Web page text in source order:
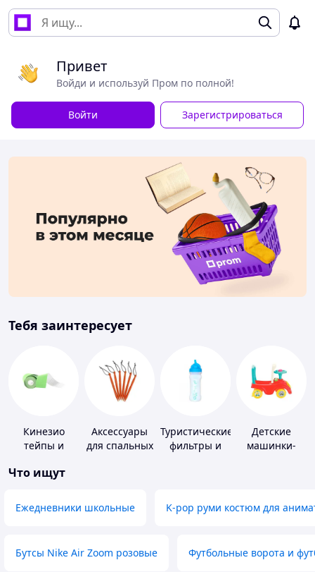
Привет
Войди и используй Пром по полной!
Войти Зарегистрироваться
Тебя заинтересует
Кинезио
тейпы и
тейпирования
Аксессуары
для спальных
Туристические
фильтры и
Детские
машинки-
Что ищут
Ежедневники школьные K-pop руми костюм для
Бутсы Nike Air Zoom розовые Футбольные ворота и